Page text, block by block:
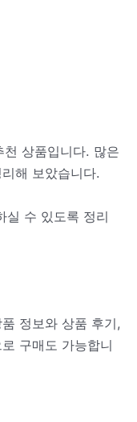
상품입니다. 많은
해 보았습니다.
실 수 있도록 정리
정보와 상품 후기,
구매도 가능합니